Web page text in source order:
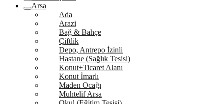
Arsa
Ada
Arazi
Bağ & Bahçe
Çiftlik
Depo, Antrepo İzinli
Hastane (Sağlık Tesisi)
Konut+Ticaret Alanı
Konut İmarlı
Maden Ocağı
Muhtelif Arsa